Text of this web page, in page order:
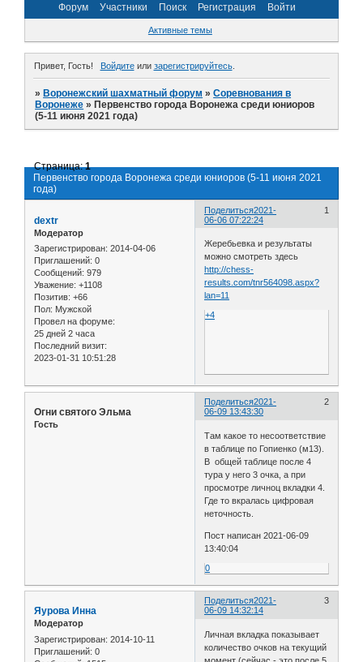
Форум Участники Поиск Регистрация Войти
Активные темы
Привет, Гость! Войдитеили зарегистрируйтесь.
»Воронежский шахматный форум »Соревнования в
Воронеже »Первенство города Воронежа среди юниоров
(5-11 июня 2021 года)
Первенство города Воронежа среди юниоров (5-11 июня 2021
года)
Страница:1
Поделиться 1
2021-
06-06 07:22:24
dextr
Модератор
Зарегистрирован: 2014-04-06
Приглашений: 0
Сообщений: 979
Уважение: +1108
Позитив: +66
Пол: Мужской
Провел на форуме:
25 дней 2 часа
Последний визит:
2023-01-31 10:51:28
Жеребьевка и результаты
можно смотреть здесь
http://chess-
results.com/tnr564098.aspx?
lan=11
+4
Поделиться 2
2021-
06-09 13:43:30
Огни святого Эльма
Гость
Там какое то несоответствие
в таблице по Гопиенко (м13).
В общей таблице после 4
тура у него 3 очка, а при
просмотре личноц вкладки 4.
Где то вкралась цифровая
неточность.
Пост написан 2021-06-09
13:40:04
0
Поделиться 3
2021-
06-09 14:32:14
Яурова Инна
Модератор
Зарегистрирован: 2014-10-11
Приглашений: 0
Личная вкладка показывает
количество очков на текущий